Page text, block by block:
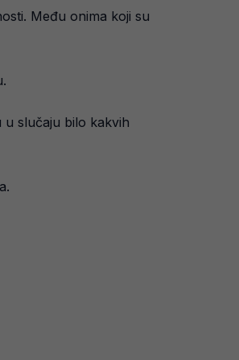
Među onima koji su
u slučaju bilo kakvih